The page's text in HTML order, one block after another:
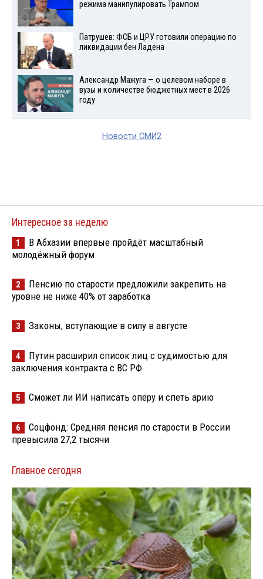
режима манипулировать Трампом
Патрушев: ФСБ и ЦРУ готовили операцию по
ликвидации бен Ладена
Александр Мажуга — о целевом наборе в
вузы и количестве бюджетных мест в 2026
году
Новости СМИ2
Интересное за неделю
1
В Абхазии впервые пройдёт масштабный
молодёжный форум
2
Пенсию по старости предложили закрепить на
уровне не ниже 40% от заработка
3 Законы, вступающие в силу в августе
4
Путин расширил список лиц с судимостью для
заключения контракта с ВС РФ
5 Сможет ли ИИ написать оперу и спеть арию
6
Соцфонд: Средняя пенсия по старости в России
превысила 27,2 тысячи
Главное сегодня